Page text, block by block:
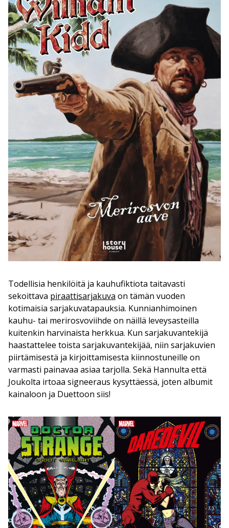
Todellisia henkilöitä ja kauhufiktiota taitavasti
sekoittava piraattisarjakuva on tämän vuoden
kotimaisia sarjakuvatapauksia. Kunnianhimoinen
kauhu- tai merirosvoviihde on näillä leveysasteilla
kuitenkin harvinaista herkkua. Kun sarjakuvantekijä
haastattelee toista sarjakuvantekijää, niin sarjakuvien
piirtämisestä ja kirjoittamisesta kiinnostuneille on
varmasti painavaa asiaa tarjolla. Sekä Hannulta että
Joukolta irtoaa signeeraus kysyttäessä, joten albumit
kainaloon ja Duettoon siis!